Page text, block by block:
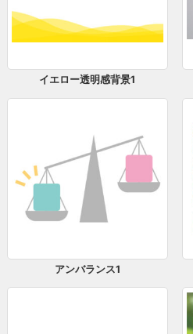
イエロー透明感背景1
アンバランス1